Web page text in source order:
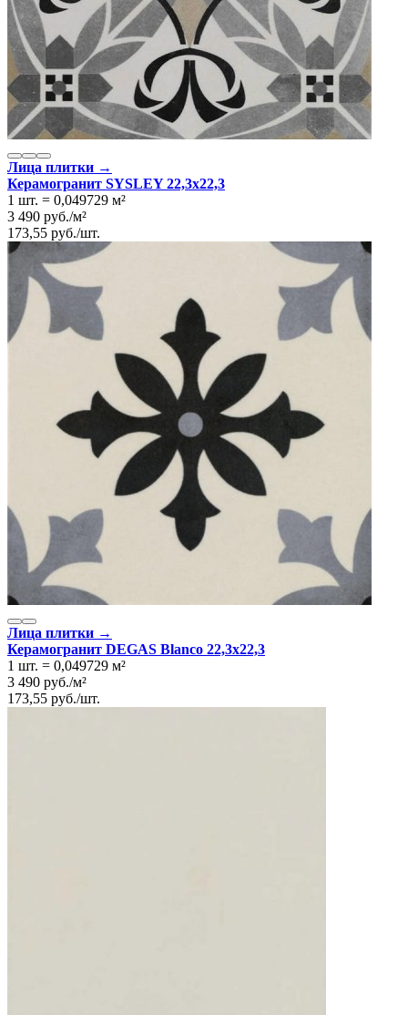
Лица плитки →
Керамогранит SYSLEY 22,3x22,3
1 шт. = 0,049729 м²
3 490 руб./м²
173,55 руб./шт.
Лица плитки →
Керамогранит DEGAS Blanco 22,3x22,3
1 шт. = 0,049729 м²
3 490 руб./м²
173,55 руб./шт.